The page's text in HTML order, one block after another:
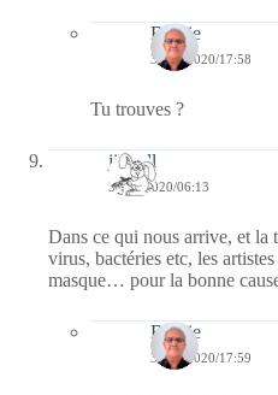
Bernie
31/05/2020/17:58
Tu trouves ?
jill bill
31/05/2020/06:13
Dans ce qui nous arrive, et la
virus, bactéries etc, les
masque… pour la bonne
Bernie
31/05/2020/17:59